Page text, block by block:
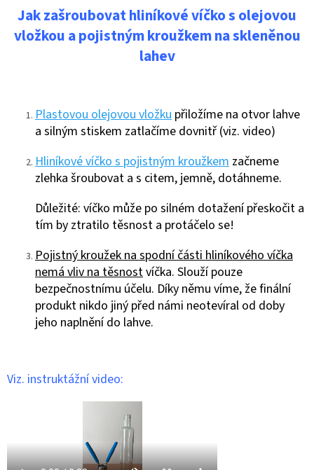
Jak zašroubovat hliníkové víčko s olejovou
vložkou a pojistným kroužkem na skleněnou
lahev
Plastovou olejovou vložku přiložíme na otvor lahve
a silným stiskem zatlačíme dovnitř (viz. video)
Hliníkové víčko s pojistným kroužkem začneme
zlehka šroubovat a s citem, jemně, dotáhneme.
Důležité: víčko může po silném dotažení přeskočit a
tím by ztratilo těsnost a protáčelo se!
Pojistný kroužek na spodní části hliníkového víčka
nemá vliv na těsnostvíčka. Slouží pouze
bezpečnostnímu účelu. Díky němu víme, že finální
produkt nikdo jiný před námi neotevíral od doby
jeho naplnění do lahve.
Viz. instruktážní video: